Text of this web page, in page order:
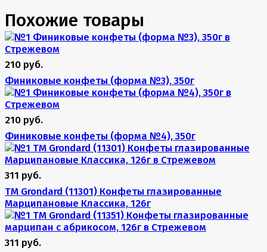
Похожие товары
210 руб.
Финиковые конфеты (форма №3), 350г
210 руб.
Финиковые конфеты (форма №4), 350г
311 руб.
TM Grondard (11301) Конфеты глазированные
Марципановые Классика, 126г
311 руб.